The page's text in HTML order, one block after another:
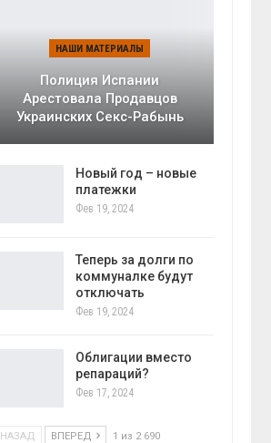
НАШИ МАТЕРИАЛЫ
Полиция Испании
Арестовала Продавцов
Украинских Секс-Рабынь
Новый год – новые
платежки
Фев 19, 2024
Теперь за долги по
коммуналке будут
отключать
Фев 19, 2024
Облигации вместо
репараций?
Фев 17, 2024
НАЗАД ВПЕРЕД 1 из 2 690